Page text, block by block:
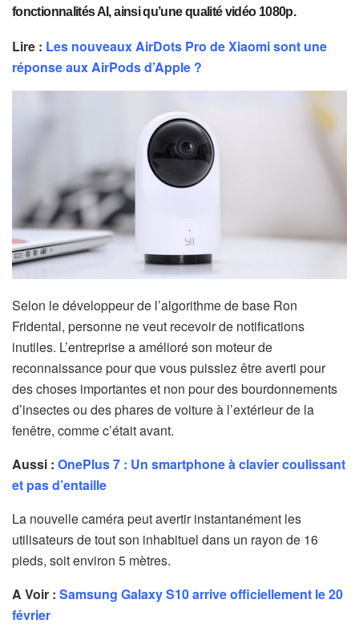
fonctionnalités AI, ainsi qu’une qualité vidéo 1080p.
Lire : Les nouveaux AirDots Pro de Xiaomi sont une
réponse aux AirPods d’Apple ?
Selon le développeur de l’algorithme de base Ron
Fridental, personne ne veut recevoir de notifications
inutiles. L’entreprise a amélioré son moteur de
reconnaissance pour que vous puissiez être averti pour
des choses importantes et non pour des bourdonnements
d’insectes ou des phares de voiture à l’extérieur de la
fenêtre, comme c’était avant.
Aussi : OnePlus 7 : Un smartphone à clavier coulissant
et pas d’entaille
La nouvelle caméra peut avertir instantanément les
utilisateurs de tout son inhabituel dans un rayon de 16
pieds, soit environ 5 mètres.
A Voir : Samsung Galaxy S10 arrive officiellement le 20
février